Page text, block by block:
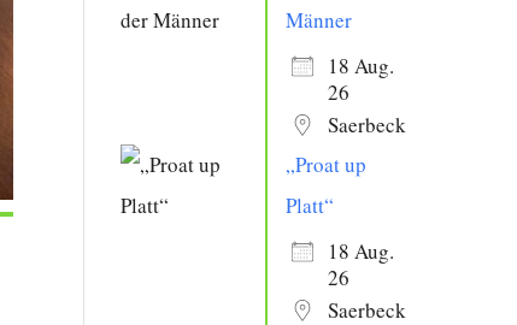
Männer
18 Aug.
26
Saerbeck
„Proat up
Platt“
18 Aug.
26
Saerbeck